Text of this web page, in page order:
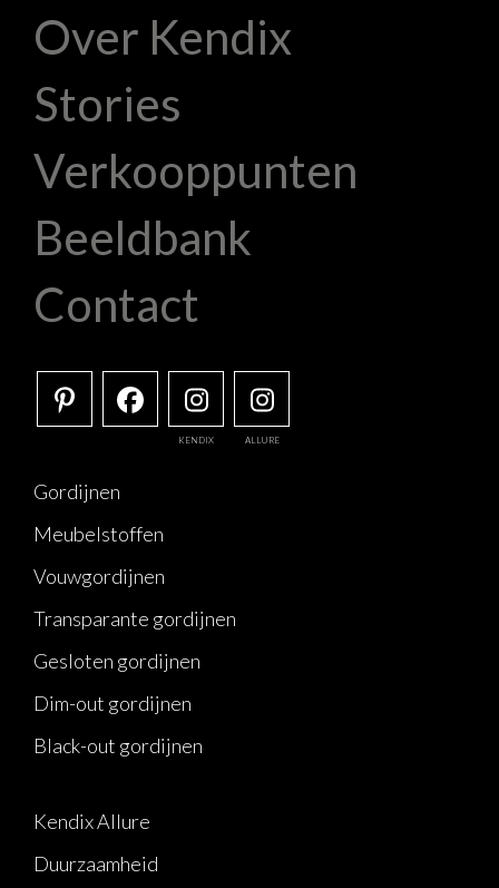
Over Kendix
Stories
Verkooppunten
Beeldbank
Contact
KENDIX ALLURE
Gordijnen
Meubelstoffen
Vouwgordijnen
Transparante gordijnen
Gesloten gordijnen
Dim-out gordijnen
Black-out gordijnen
Kendix Allure
Duurzaamheid